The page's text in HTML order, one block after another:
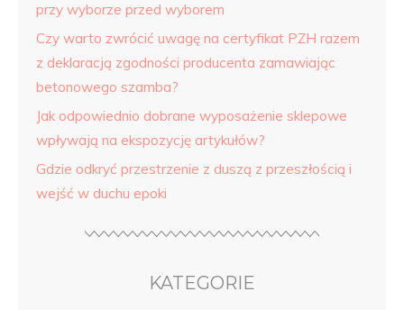
przy wyborze przed wyborem
Czy warto zwrócić uwagę na certyfikat PZH razem
z deklaracją zgodności producenta zamawiając
betonowego szamba?
Jak odpowiednio dobrane wyposażenie sklepowe
wpływają na ekspozycję artykułów?
Gdzie odkryć przestrzenie z duszą z przeszłością i
wejść w duchu epoki
KATEGORIE